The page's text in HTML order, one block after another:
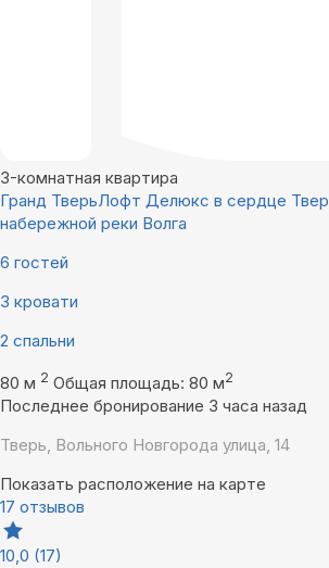
3-комнатная квартира
Гранд ТверьЛофт Делюкс в сердце
набережной реки Волга
6 гостей
3 кровати
2 спальни
80 м 2 Общая площадь: 80 м2
Последнее бронирование 3 часа назад
Тверь, Вольного Новгорода улица, 14
Показать расположение на карте
17 отзывов
10,0 (17)